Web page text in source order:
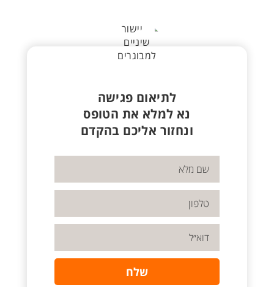
לתיאום פגישה
נא למלא את הטופס
ונחזור אליכם בהקדם